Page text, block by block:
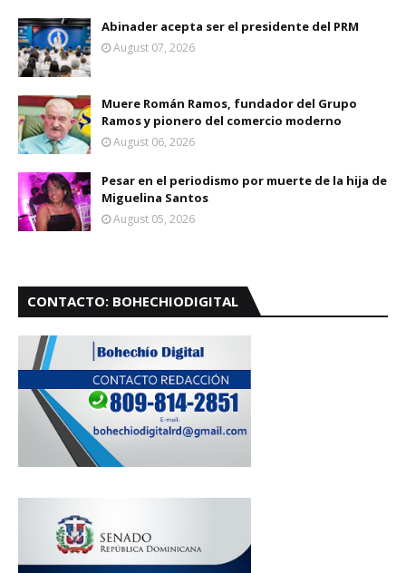
Abinader acepta ser el presidente del PRM
August 07, 2026
Muere Román Ramos, fundador del Grupo
Ramos y pionero del comercio moderno
August 06, 2026
Pesar en el periodismo por muerte de la hija de
Miguelina Santos
August 05, 2026
CONTACTO: BOHECHIODIGITAL